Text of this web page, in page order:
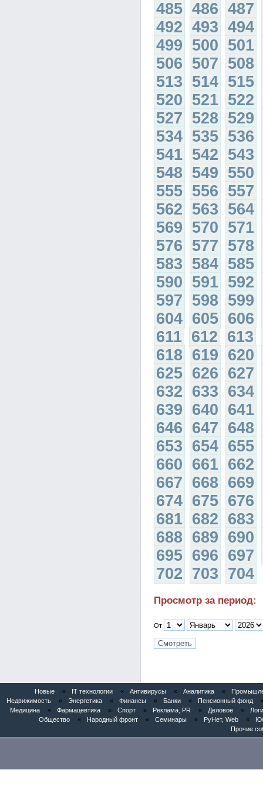
485 486 487
492 493 494
499 500 501
506 507 508
513 514 515
520 521 522
527 528 529
534 535 536
541 542 543
548 549 550
555 556 557
562 563 564
569 570 571
576 577 578
583 584 585
590 591 592
597 598 599
604 605 606
611 612 613
618 619 620
625 626 627
632 633 634
639 640 641
646 647 648
653 654 655
660 661 662
667 668 669
674 675 676
681 682 683
688 689 690
695 696 697
702 703 704
Просмотр за период:
От
Новые « IT технологии « Антивирусы « Аналитика «
Недвижимость
« Энергетика « Финансы « Банки « Пенсионный фонд
Медицина
« Фармацевтика « Спорт « Реклама, PR « Деловое «
Общество
« Народный фронт « Семинары « РуНет, Web «
Прочие